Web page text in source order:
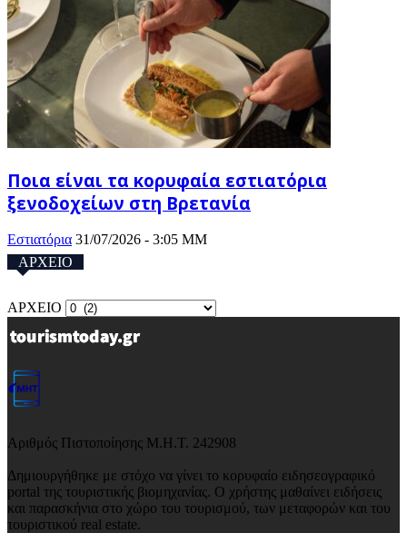
Ποια είναι τα κορυφαία εστιατόρια
ξενοδοχείων στη Βρετανία
Eστιατόρια 31/07/2026 - 3:05 ΜΜ
ΑΡΧΕΙΟ
ΑΡΧΕΙΟ
Αριθμός Πιστοποίησης Μ.Η.Τ. 242908
Δημιουργήθηκε με στόχο να γίνει το κορυφαίο ειδησεογραφικό
portal της τουριστικής βιομηχανίας. Ο χρήστης μαθαίνει ειδήσεις
και παρασκήνια στο χώρο του τουρισμού, των μεταφορών και του
τουριστικού real estate.